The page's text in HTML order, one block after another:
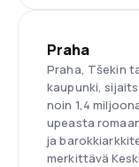
Praha
Praha, Tšekin
kaupunki,
noin 1,4
upeasta
ja
merkittävä